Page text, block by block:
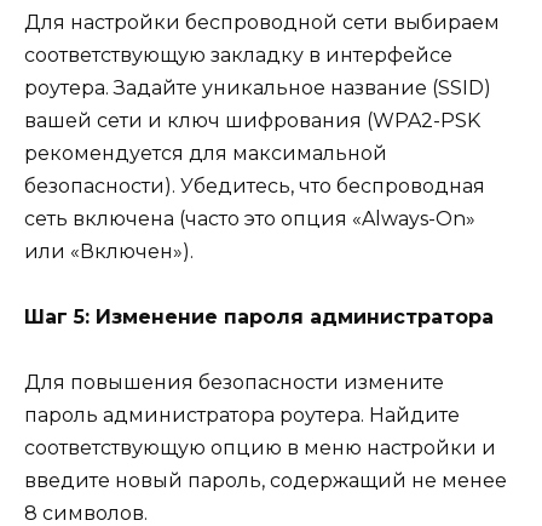
Для настройки беспроводной сети выбираем
соответствующую закладку в интерфейсе
роутера. Задайте уникальное название (SSID)
вашей сети и ключ шифрования (WPA2-PSK
рекомендуется для максимальной
безопасности). Убедитесь, что беспроводная
сеть включена (часто это опция «Always-On»
или «Включен»).
Шаг 5: Изменение пароля администратора
Для повышения безопасности измените
пароль администратора роутера. Найдите
соответствующую опцию в меню настройки и
введите новый пароль, содержащий не менее
8 символов.